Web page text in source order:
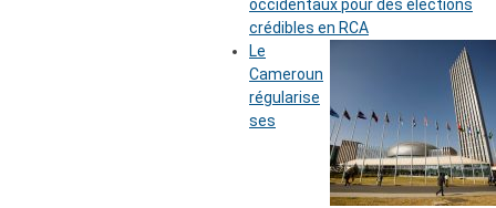
occidentaux pour des élections
crédibles en RCA
Le
Cameroun
régularise
ses